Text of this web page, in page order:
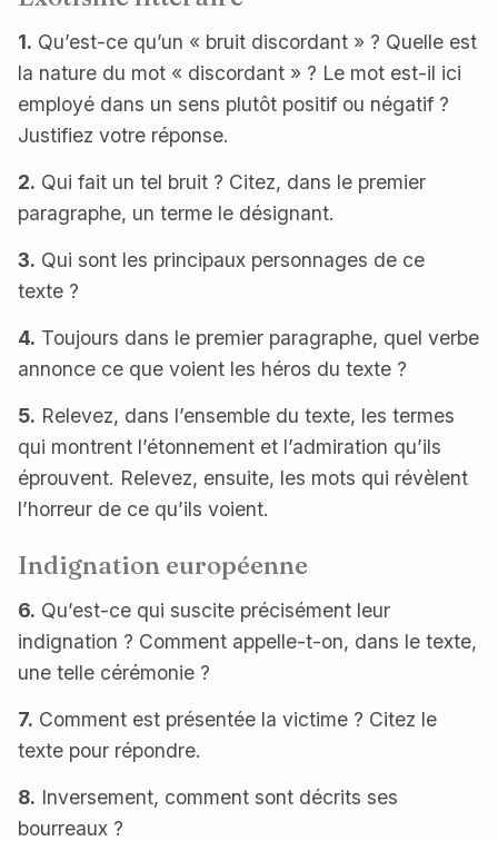
1. Qu’est-ce qu’un « bruit discordant » ? Quelle est
la nature du mot « discordant » ? Le mot est-il ici
employé dans un sens plutôt positif ou négatif ?
Justifiez votre réponse.
2. Qui fait un tel bruit ? Citez, dans le premier
paragraphe, un terme le désignant.
3. Qui sont les principaux personnages de ce
texte ?
4. Toujours dans le premier paragraphe, quel verbe
annonce ce que voient les héros du texte ?
5. Relevez, dans l’ensemble du texte, les termes
qui montrent l’étonnement et l’admiration qu’ils
éprouvent. Relevez, ensuite, les mots qui révèlent
l’horreur de ce qu’ils voient.
Indignation européenne
6. Qu’est-ce qui suscite précisément leur
indignation ? Comment appelle-t-on, dans le texte,
une telle cérémonie ?
7. Comment est présentée la victime ? Citez le
texte pour répondre.
8. Inversement, comment sont décrits ses
bourreaux ?